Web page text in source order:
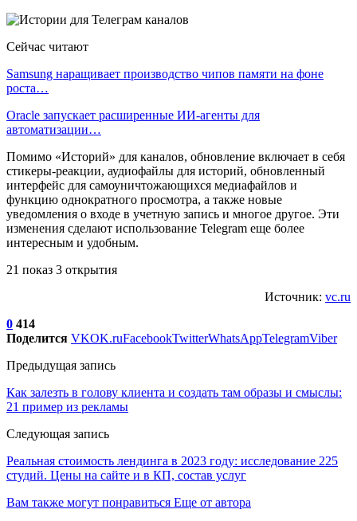
Сейчас читают
Samsung наращивает производство чипов памяти на фоне
роста…
Oracle запускает расширенные ИИ‑агенты для
автоматизации…
Помимо «Историй» для каналов, обновление включает в себя
стикеры-реакции, аудиофайлы для историй, обновленный
интерфейс для самоуничтожающихся медиафайлов и
функцию однократного просмотра, а также новые
уведомления о входе в учетную запись и многое другое. Эти
изменения сделают использование Telegram еще более
интересным и удобным.
21 показ 3 открытия
Источник: vc.ru
0 414
Поделится VKOK.ruFacebookTwitterWhatsAppTelegramViber
Предыдущая запись
Как залезть в голову клиента и создать там образы и смыслы:
21 пример из рекламы
Следующая запись
Реальная стоимость лендинга в 2023 году: исследование 225
студий. Цены на сайте и в КП, состав услуг
Вам также могут понравиться Еще от автора